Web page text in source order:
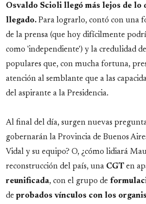
Osvaldo Scioli llegó más lejos de lo
llegado. Para lograrlo, contó con una
de la prensa (que hoy difícilmente
como 'independiente') y la credulidad
populares que, con mucha fortuna,
atención al semblante que a las
del aspirante a la Presidencia.
Al final del día, surgen nuevas
gobernarán la Provincia de Buenos
Vidal y su equipo? O, ¿cómo lidiará
reconstrucción del país, una CGT en
reunificada, con el grupo de
de probados vínculos con los